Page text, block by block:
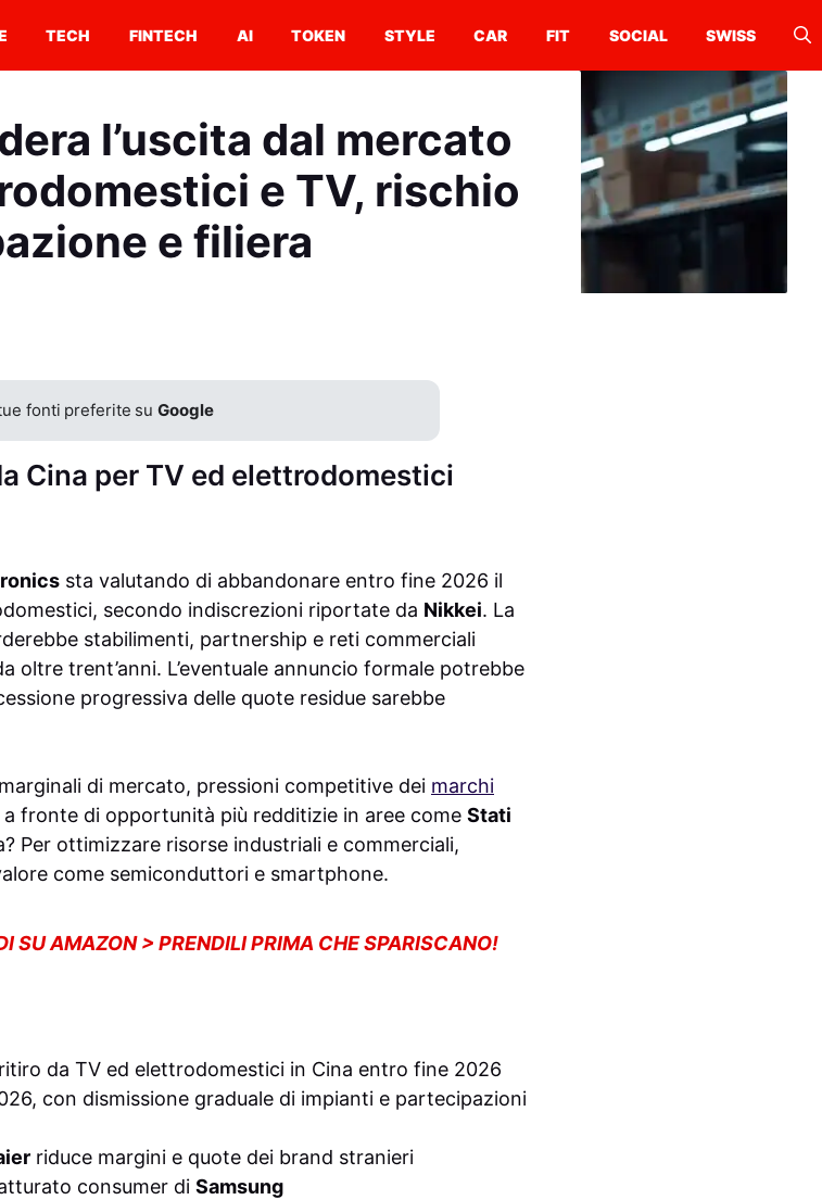
TECH FINTECH AI TOKEN STYLE CAR FIT SOCIAL SWISS
l’uscita dal mercato
e TV, rischio
e filiera
fonti preferite suGoogle
Cina per TV ed elettrodomestici
sta valutando di abbandonare entro fine 2026 il
secondo indiscrezioni riportate da Nikkei. La
stabilimenti, partnership e reti commerciali
oltre trent’anni. L’eventuale annuncio formale potrebbe
progressiva delle quote residue sarebbe
di mercato, pressioni competitive dei marchi
fronte di opportunità più redditizie in aree come Stati
Per ottimizzare risorse industriali e commerciali,
come semiconduttori e smartphone.
SU AMAZON > PRENDILI PRIMA CHE SPARISCANO!
da TV ed elettrodomestici in Cina entro fine 2026
con dismissione graduale di impianti e partecipazioni
riduce margini e quote dei brand stranieri
consumer di Samsung